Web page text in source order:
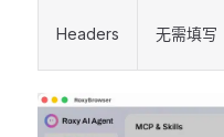
Headers 无需填写